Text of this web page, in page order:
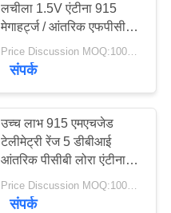
लचीला 1.5V एंटीना 915
मेगाहर्ट्ज / आंतरिक एफपीसी
एंटीना
Price Discussion MOQ:100PCS
संपर्क
उच्च लाभ 915 एमएचजेड
टेलीमेट्री रेंज 5 डीबीआई
आंतरिक पीसीबी लोरा एंटीना
आरजी 1.36 केबल के साथ
संपर्क